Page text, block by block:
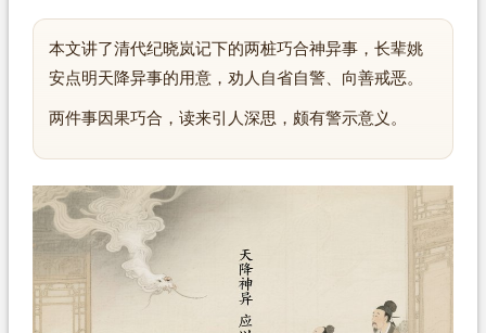
本文讲了清代纪晓岚记下的两桩巧合神异事，长辈姚
安点明天降异事的用意，劝人自省自警、向善戒恶。
两件事因果巧合，读来引人深思，颇有警示意义。